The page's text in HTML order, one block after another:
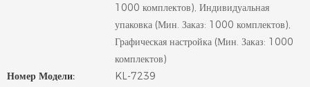
1000 комплектов), Индивидуальная
упаковка (Мин. Заказ: 1000 комплектов),
Графическая настройка (Мин. Заказ: 1000
комплектов)
Номер Модели:
KL-7239